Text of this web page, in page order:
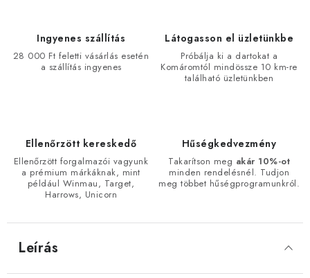
Ingyenes szállítás
28 000 Ft feletti vásárlás esetén
a szállítás ingyenes
Látogasson el üzletünkbe
Próbálja ki a dartokat a
Komáromtól mindössze 10 km-re
található üzletünkben
Ellenőrzött kereskedő
Ellenőrzött forgalmazói vagyunk
a prémium márkáknak, mint
például Winmau, Target,
Harrows, Unicorn
Hűségkedvezmény
Takarítson meg akár 10%-ot
minden rendelésnél. Tudjon
meg többet hűségprogramunkról.
Leírás